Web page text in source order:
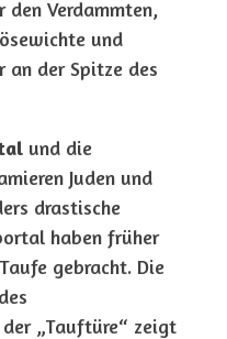
Verdammten,
und
an der Spitze des
und die
Juden und
drastische
haben früher
gebracht. Die
„Tauftüre“ zeigt